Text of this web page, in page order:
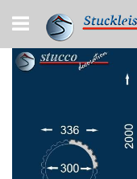
to
Content